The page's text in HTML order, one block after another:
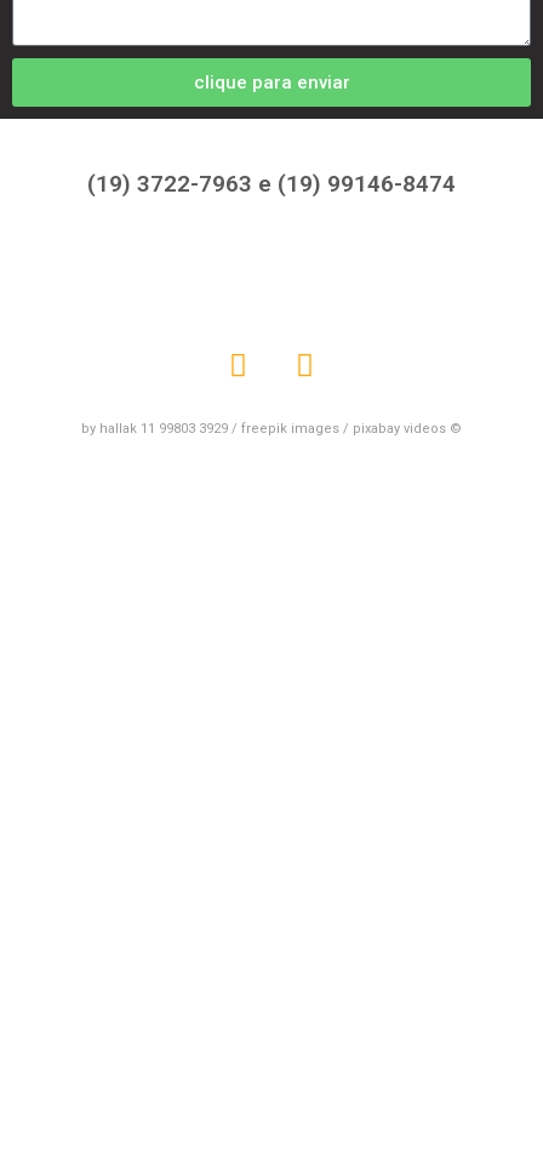
clique para enviar
(19) 3722-7963 e (19) 99146-8474
by hallak 11 99803 3929 / freepik images / pixabay videos ©